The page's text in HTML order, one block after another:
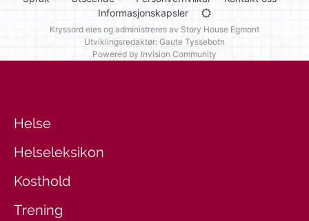
Informasjonskapsler
Kryssord eies og administreres av Story House Egmont
Utviklingsredaktør: Gaute Tyssebotn
Powered by Invision Community
Helse
Helseleksikon
Kosthold
Trening